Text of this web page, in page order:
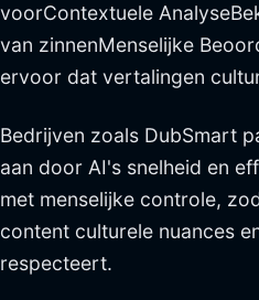
voorContextuele
van zinnenMenselijke
ervoor dat vertalingen
Bedrijven zoals DubSmart
aan door AI's snelheid en
met menselijke controle,
content culturele nuances
respecteert.